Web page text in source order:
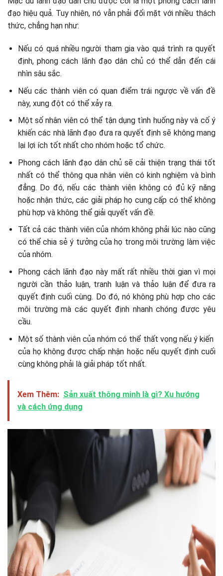
đạo hiệu quả. Tuy nhiên, nó vẫn phải đối mặt với nhiều thách
thức, chẳng hạn như:
Nếu có quá nhiều người tham gia vào quá trình ra quyết
định, phong cách lãnh đạo dân chủ có thể dẫn đến cái
nhìn sâu sắc.
Nếu các thành viên có quan điểm trái ngược về vấn đề
này, xung đột có thể xảy ra.
Một số nhân viên có thể tận dụng tình huống này và cố ý
khiến các nhà lãnh đạo đưa ra quyết định sẽ không mang
lại lợi ích tốt nhất cho nhóm hoặc tổ chức.
Phong cách lãnh đạo dân chủ sẽ cải thiện trạng thái tốt
nhất có thể thông qua nhân viên có kinh nghiệm và bình
đẳng. Do đó, nếu các thành viên không có đủ kỹ năng
hoặc nhận thức, các giải pháp họ cung cấp có thể không
phù hợp và không thể giải quyết vấn đề.
Tất cả các thành viên của nhóm không phải lúc nào cũng
có thể chia sẻ ý tưởng của họ trong môi trường làm việc
của nhóm.
Phong cách lãnh đạo này mất rất nhiều thời gian vì mọi
người cần thảo luận, tranh luận và thảo luận để đưa ra
quyết định cuối cùng. Do đó, nó không phù hợp cho các
môi trường mà các quyết định nhanh chóng được yêu
cầu.
Một số thành viên của nhóm có thể thất vọng nếu ý kiến ​​
của họ không được chấp nhận hoặc nếu quyết định cuối
cùng không phải là giải pháp tốt nhất.
Xem Thêm: Sản xuất thông minh là gì? Xu hướng
và cách ứng dụng